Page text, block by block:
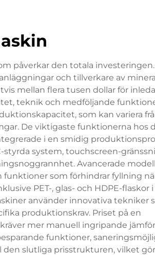
påverkar den totala investeringen.
och tillverkare av
mellan flera tusen dollar för
teknik och medföljande
som kan variera
De viktigaste funktionerna hos
i en smidig
system, touchscreen-
Avancerade
som förhindrar fyllning
PET-, glas- och HDPE-flaskor i
använder innovativa tekniker
produktionskrav. Priset på en
mer manuell ingripande
funktioner,
den slutliga prisstrukturen, vilket